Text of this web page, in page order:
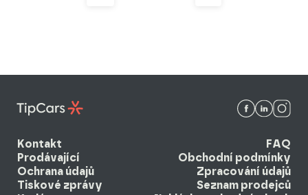
Kontakt
FAQ
Prodávající
Obchodní podmínky
Ochrana údajů
Zpracování údajů
Tiskové zprávy
Seznam prodejců